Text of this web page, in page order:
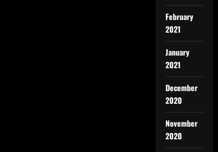
February
2021
January
2021
December
2020
November
2020